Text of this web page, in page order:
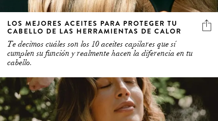
LOS MEJORES ACEITES PARA PROTEGER TU
CABELLO DE LAS HERRAMIENTAS DE CALOR
Te decimos cuáles son los 10 aceites capilares que sí
cumplen su función y realmente hacen la diferencia en tu
cabello.